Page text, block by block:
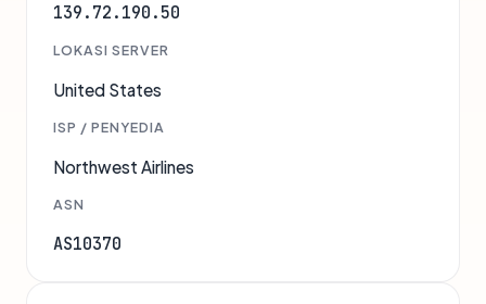
139.72.190.50
LOKASI SERVER
United States
ISP / PENYEDIA
Northwest Airlines
ASN
AS10370